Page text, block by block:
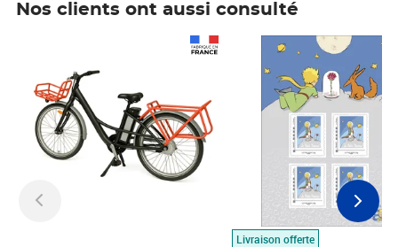
Nos clients ont aussi consulté
Livraison offerte
Prix 7,50€